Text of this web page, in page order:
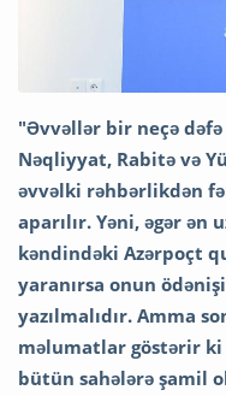
"Əvvəllər bir neçə
Nəqliyyat, Rabitə və
əvvəlki rəhbərlikdən
aparılır. Yəni, əgər
kəndindəki Azərpoçt
yaranırsa onun
yazılmalıdır. Amma
məlumatlar göstərir ki
bütün sahələrə şamil